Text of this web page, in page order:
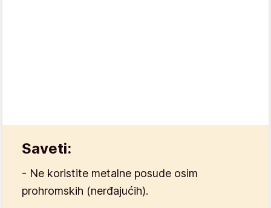
Saveti:
- Ne koristite metalne posude osim
prohromskih (nerđajućih).